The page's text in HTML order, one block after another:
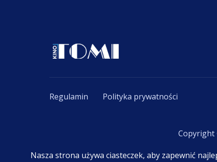
Nasza strona używa ciasteczek, aby zapewnić
Regulamin Polityka prywatności